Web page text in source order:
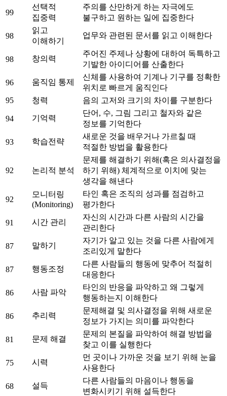
99
선택적
집중력
주의를 산만하게 하는 자극에도
불구하고 원하는 일에 집중한다
98
읽고
이해하기
업무와 관련된 문서를 읽고 이해한다
98 창의력
주어진 주제나 상황에 대하여 독특하고
기발한 아이디어를 산출한다
96 움직임 통제
신체를 사용하여 기계나 기구를 정확한
위치로 빠르게 움직인다
95
청력 음의 고저와 크기의 차이를 구분한다
94 기억력
단어, 수, 그림 그리고 철자와 같은
정보를 기억한다
93 학습전략
새로운 것을 배우거나 가르칠 때
적절한 방법을 활용한다
92 논리적 분석
문제를 해결하기 위해(혹은 의사결정을
하기 위해) 체계적으로 이치에 맞는
생각을 해낸다
92
모니터링
(Monitoring)
타인 혹은 조직의 성과를 점검하고
평가한다
91 시간 관리
자신의 시간과 다른 사람의 시간을
관리한다
87 말하기
자기가 알고 있는 것을 다른 사람에게
조리있게 말한다
87 행동조정
다른 사람들의 행동에 맞추어 적절히
대응한다
86 사람 파악
타인의 반응을 파악하고 왜 그렇게
행동하는지 이해한다
86 추리력
문제해결 및 의사결정을 위해 새로운
정보가 가지는 의미를 파악한다
81 문제 해결
문제의 본질을 파악하여 해결 방법을
찾고 이를 실행한다
75 시력
먼 곳이나 가까운 것을 보기 위해 눈을
사용한다
68 설득
다른 사람들의 마음이나 행동을
변화시키기 위해 설득한다